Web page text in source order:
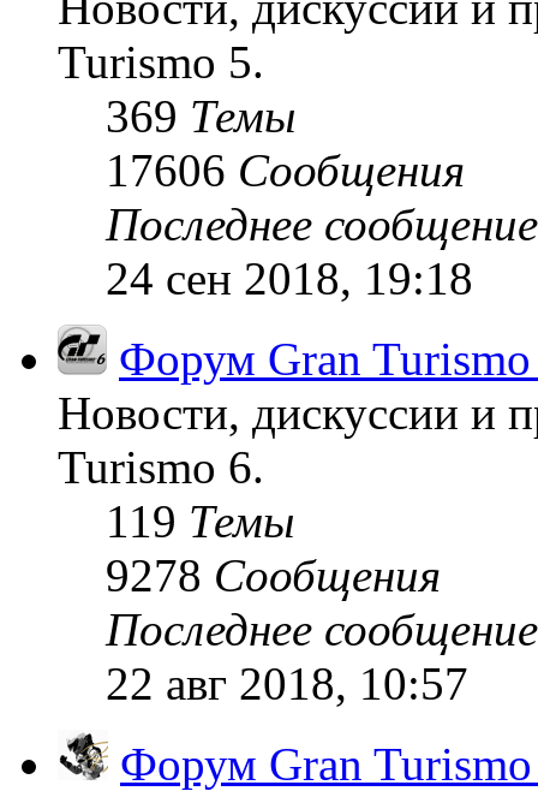
Turismo 5.
369 Темы
17606 Сообщения
Последнее сообщение
24 сен 2018, 19:18
Форум Gran
Новости, дискуссии и
Turismo 6.
119 Темы
9278 Сообщения
Последнее сообщение
22 авг 2018, 10:57
Форум Gran Turismo